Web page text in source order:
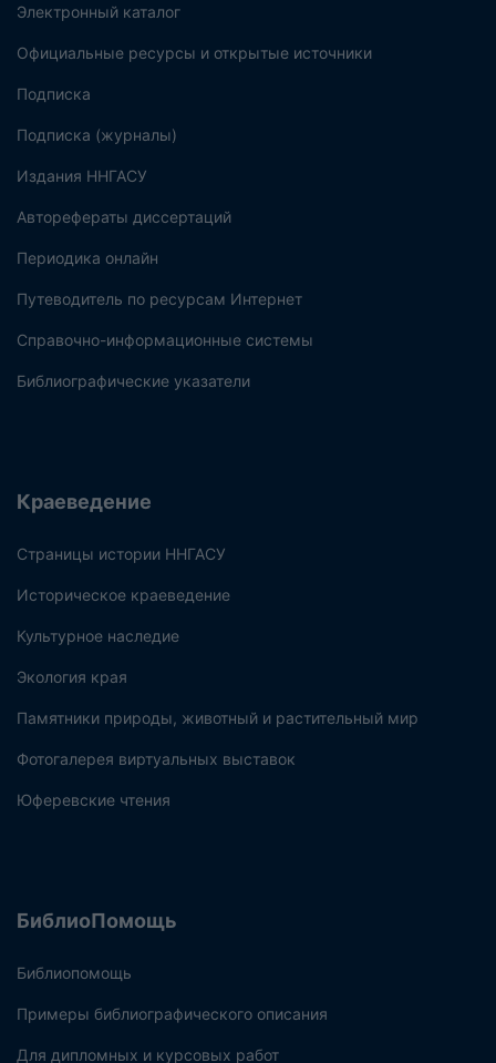
Электронный каталог
Официальные ресурсы и открытые источники
Подписка
Подписка (журналы)
Издания ННГАСУ
Авторефераты диссертаций
Периодика онлайн
Путеводитель по ресурсам Интернет
Справочно-информационные системы
Библиографические указатели
Краеведение
Страницы истории ННГАСУ
Историческое краеведение
Культурное наследие
Экология края
Памятники природы, животный и растительный мир
Фотогалерея виртуальных выставок
Юферевские чтения
БиблиоПомощь
Библиопомощь
Примеры библиографического описания
Для дипломных и курсовых работ